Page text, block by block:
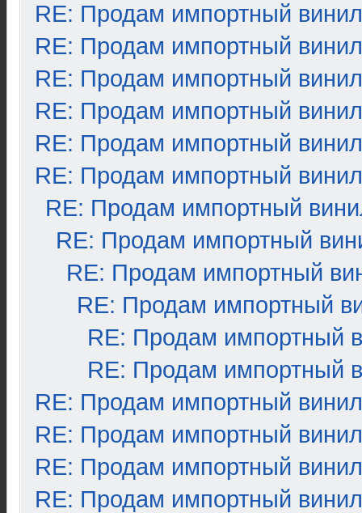
RE: Продам импортный винил
RE: Продам импортный винил
RE: Продам импортный винил
RE: Продам импортный винил
RE: Продам импортный винил
RE: Продам импортный винил
RE: Продам импортный
RE: Продам импортный
RE: Продам импортный
RE: Продам импортный
RE: Продам импортный
RE: Продам импортный
RE: Продам импортный винил
RE: Продам импортный винил
RE: Продам импортный винил
RE: Продам импортный винил